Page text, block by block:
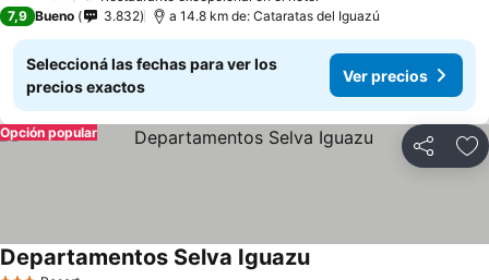
7,9 Bueno 3.832 a 14.8 km de: Cataratas del Iguazú
Seleccioná las fechas para ver los
precios exactos
Ver precios
Compartir
Opción popular
Departamentos Selva Iguazu